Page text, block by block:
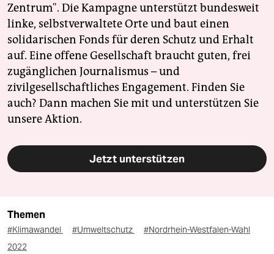
Zentrum". Die Kampagne unterstützt bundesweit
linke, selbstverwaltete Orte und baut einen
solidarischen Fonds für deren Schutz und Erhalt
auf. Eine offene Gesellschaft braucht guten, frei
zugänglichen Journalismus – und
zivilgesellschaftliches Engagement. Finden Sie
auch? Dann machen Sie mit und unterstützen Sie
unsere Aktion.
Jetzt unterstützen
Themen
#Klimawandel #Umweltschutz
#Nordrhein-Westfalen-Wahl
2022